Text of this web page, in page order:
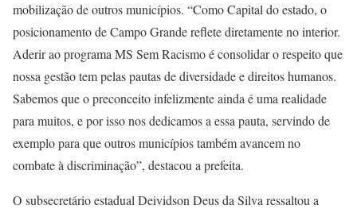
mobilização de outros municípios. “Como Capital do estado, o
posicionamento de Campo Grande reflete diretamente no interior.
Aderir ao programa MS Sem Racismo é consolidar o respeito que
nossa gestão tem pelas pautas de diversidade e direitos humanos.
Sabemos que o preconceito infelizmente ainda é uma realidade
para muitos, e por isso nos dedicamos a essa pauta, servindo de
exemplo para que outros municípios também avancem no
combate à discriminação”, destacou a prefeita.
O subsecretário estadual Deividson Deus da Silva ressaltou a